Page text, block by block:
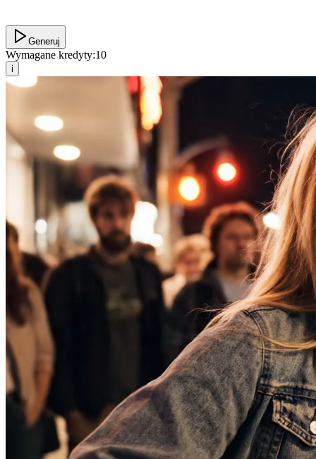
Generuj
Wymagane kredyty:10
i